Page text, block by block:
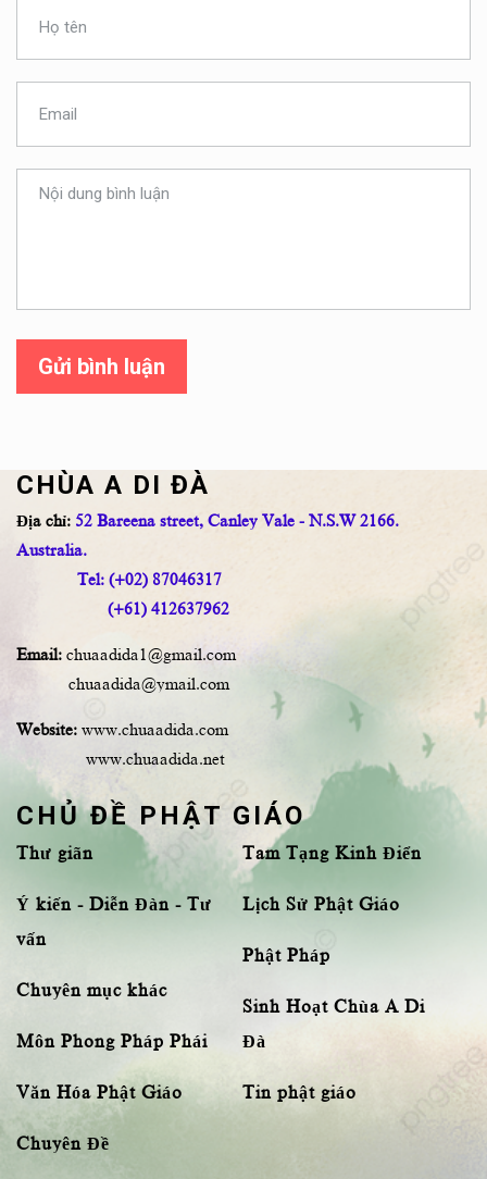
Gửi bình luận
CHÙA A DI ĐÀ
Địa chỉ: 52 Bareena street, Canley Vale - N.S.W 2166.
Australia.
Tel: (+02) 87046317
(+61) 412637962
Email: chuaadida1@gmail.com
chuaadida@ymail.com
Website: www.chuaadida.com
www.chuaadida.net
CHỦ ĐỀ PHẬT GIÁO
Thư giãn
Ý kiến - Diễn Đàn - Tư
vấn
Chuyên mục khác
Môn Phong Pháp Phái
Văn Hóa Phật Giáo
Chuyên Đề
Tam Tạng Kinh Điển
Lịch Sử Phật Giáo
Phật Pháp
Sinh Hoạt Chùa A Di
Đà
Tin phật giáo